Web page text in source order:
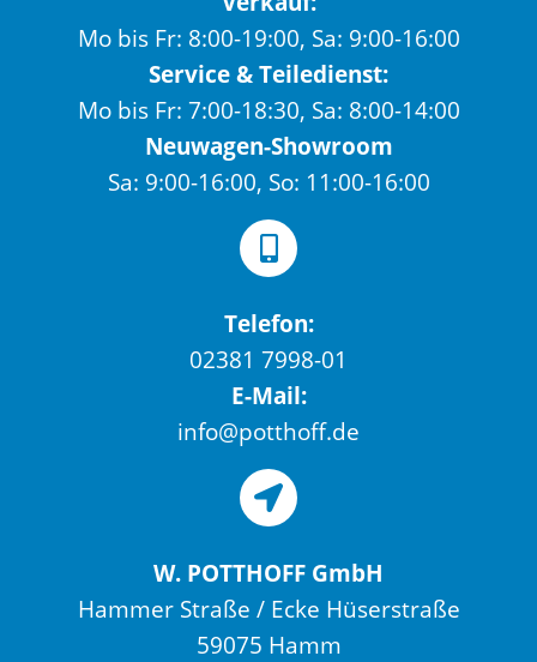
Mo bis Fr: 8:00-19:00, Sa: 9:00-16:00
Service & Teiledienst:
Mo bis Fr: 7:00-18:30, Sa: 8:00-14:00
Neuwagen-Showroom
Sa: 9:00-16:00, So: 11:00-16:00
Telefon:
02381 7998-01
E-Mail:
info@potthoff.de
W. POTTHOFF GmbH
Hammer Straße / Ecke Hüserstraße
59075 Hamm